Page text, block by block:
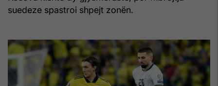
suedeze spastroi shpejt zonën.